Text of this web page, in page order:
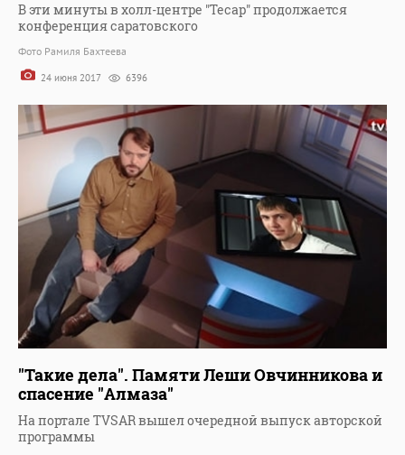
В эти минуты в холл-центре "Тесар" продолжается
конференция саратовского
Фото Рамиля Бахтеева
24 июня 2017 6396
"Такие дела". Памяти Леши Овчинникова и
спасение "Алмаза"
На портале TVSAR вышел очередной выпуск авторской
программы